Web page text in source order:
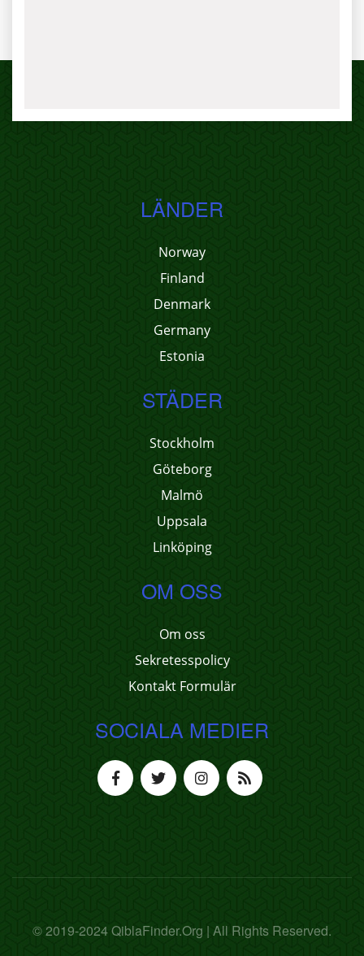
LÄNDER
Norway
Finland
Denmark
Germany
Estonia
STÄDER
Stockholm
Göteborg
Malmö
Uppsala
Linköping
OM OSS
Om oss
Sekretesspolicy
Kontakt Formulär
SOCIALA MEDIER
© 2019-2024 QiblaFinder.Org | All Rights Reserved.